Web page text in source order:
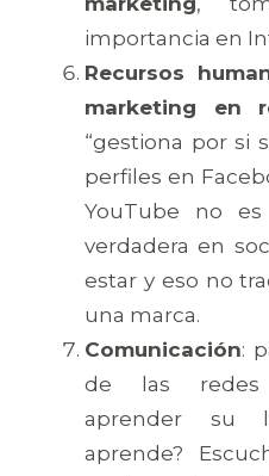
importancia en
Recursos
marketing en
“gestiona por si
perfiles en
YouTube no
verdadera en
estar y eso no
una marca.
Comunicación:
de las redes
aprender su
aprende?